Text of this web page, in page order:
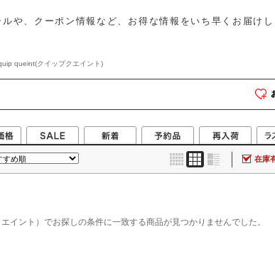
ルや、クーポン情報など、お得な情報をいち早くお届けし
queint(クイップクエイント)
在庫
イント）でお探しの条件に一致する商品が見つかりませんでした。